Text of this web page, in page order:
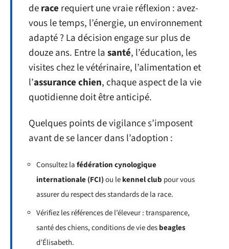
derace requiert une vraie réflexion : avez-
vous le temps, l’énergie, un environnement
adapté ? La décision engage sur plus de
douze ans. Entre lasanté, l’éducation, les
visites chez le vétérinaire, l’alimentation et
l’assurance chien, chaque aspect de la vie
quotidienne doit être anticipé.
Quelques points de vigilance s’imposent
avant de se lancer dans l’adoption :
Consultez lafédération cynologique
internationale (FCI)ou lekennel club pour vous
assurer du respect des standards de la race.
Vérifiez les références de l’éleveur : transparence,
santé des chiens, conditions de vie desbeagles
d’Élisabeth.